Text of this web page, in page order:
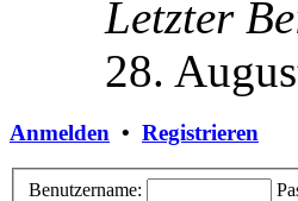
Letzter
28.
Anmelden • Registrieren
Benutzername: